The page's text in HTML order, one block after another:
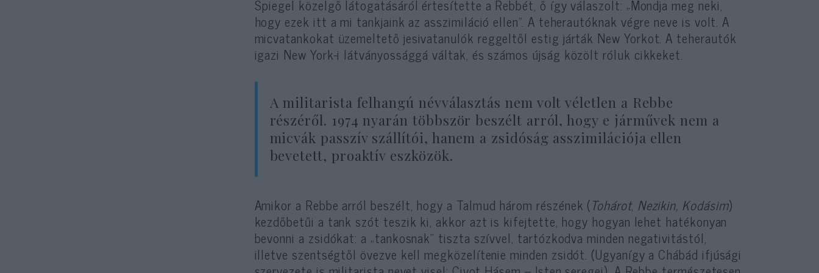
Spiegel közelgő látogatásáról értesítette a Rebbét, ő így válaszolt: „Mondja meg neki,
hogy ezek itt a mi tankjaink az asszimiláció ellen”. A teherautóknak végre neve is volt. A
micvatankokat üzemeltető jesivatanulók reggeltől estig járták New Yorkot. A teherautók
igazi New York-i látványossággá váltak, és számos újság közölt róluk cikkeket.
A militarista felhangú névválasztás nem volt véletlen a Rebbe
részéről. 1974 nyarán többször beszélt arról, hogy e járművek nem a
micvák passzív szállítói, hanem a zsidóság asszimilációja ellen
bevetett, proaktív eszközök.
Amikor a Rebbe arról beszélt, hogy a Talmud három részének (Tohárot, Nezikin, Kodásim)
kezdőbetűi a tank szót teszik ki, akkor azt is kifejtette, hogy hogyan lehet hatékonyan
bevonni a zsidókat: a „tankosnak” tiszta szívvel, tartózkodva minden negativitástól,
illetve szentségtől övezve kell megközelítenie minden zsidót. (Ugyanígy a Chábád ifjúsági